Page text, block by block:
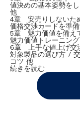
値決めの基本姿勢を
他
4章 安売りしないた
価格交渉カードを準
5章 魅力価値を備え
魅力価値トレーニン
6章 上手な値上げ交
対象製品の選び方 /
コツ 他
続きを読む